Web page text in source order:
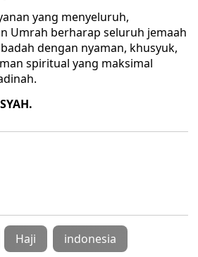
yang menyeluruh,
Umrah berharap seluruh jemaah
dengan nyaman, khusyuk,
spiritual yang maksimal
Haji indonesia